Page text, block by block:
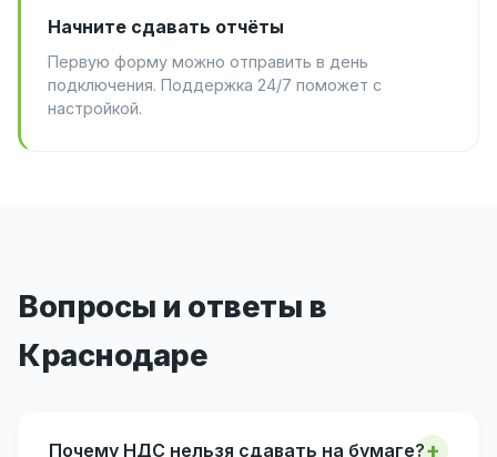
Начните сдавать отчёты
Первую форму можно отправить в день
подключения. Поддержка 24/7 поможет с
настройкой.
Вопросы и ответы в
Краснодаре
Почему НДС нельзя сдавать на бумаге?